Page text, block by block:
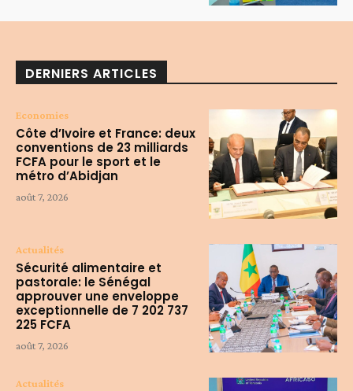
DERNIERS ARTICLES
Economies
Côte d’Ivoire et France: deux
conventions de 23 milliards
FCFA pour le sport et le
métro d’Abidjan
août 7, 2026
Actualités
Sécurité alimentaire et
pastorale: le Sénégal
approuver une enveloppe
exceptionnelle de 7 202 737
225 FCFA
août 7, 2026
Actualités